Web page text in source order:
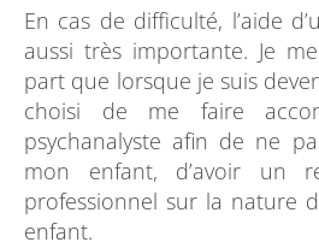
En cas de difficulté, l’aide
aussi très importante. Je
part que lorsque je suis
choisi de me faire
psychanalyste afin de ne
mon enfant, d’avoir un
professionnel sur la nature
enfant.